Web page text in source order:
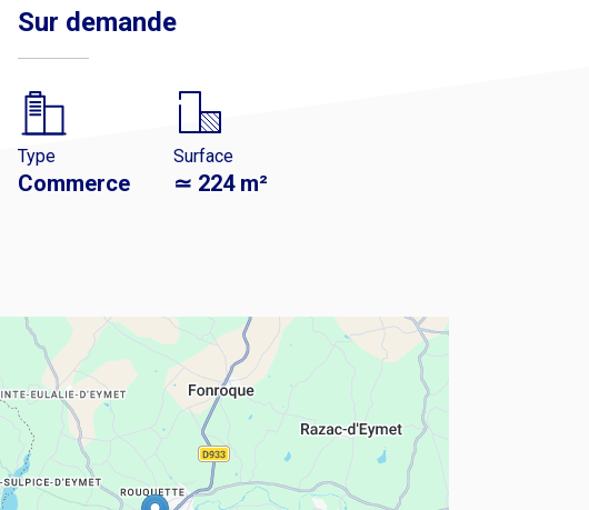
Sur demande
Type
Commerce
Surface
≃ 224 m²